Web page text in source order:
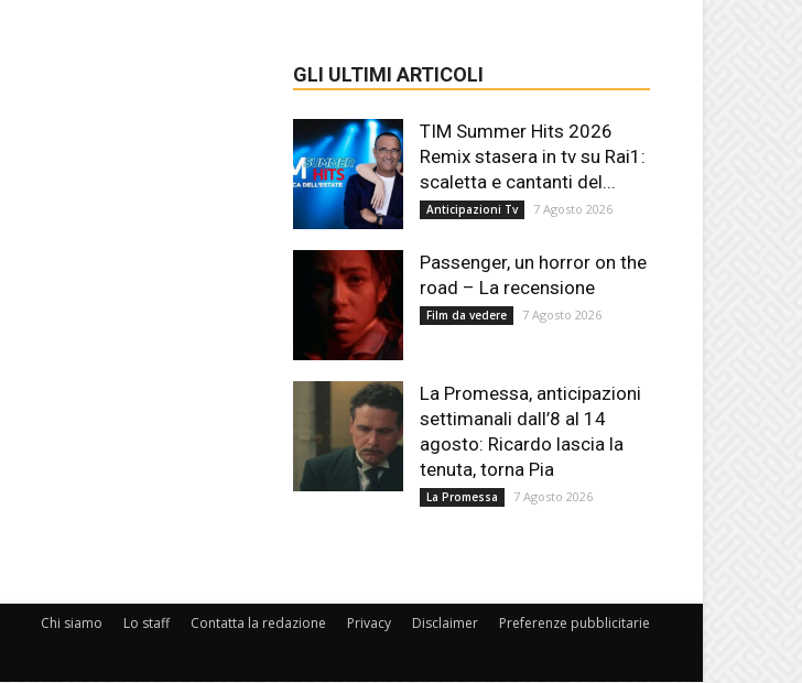
GLI ULTIMI ARTICOLI
TIM Summer Hits 2026
Remix stasera in tv su Rai1:
scaletta e cantanti del...
Anticipazioni Tv 7 Agosto 2026
Passenger, un horror on the
road – La recensione
Film da vedere 7 Agosto 2026
La Promessa, anticipazioni
settimanali dall’8 al 14
agosto: Ricardo lascia la
tenuta, torna Pia
La Promessa 7 Agosto 2026
Chi siamo Lo staff Contatta la redazione Privacy Disclaimer Preferenze pubblicitarie